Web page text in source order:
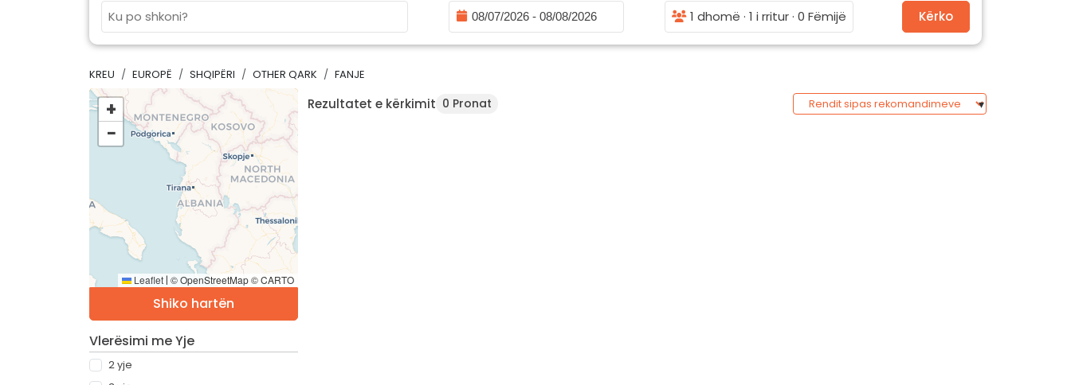
1 dhomë · 1 i rritur · 0 Fëmijë
Kërko
KREU EUROPË SHQIPËRI OTHER QARK FANJE
+
−
Leaflet | © OpenStreetMap © CARTO
Shiko hartën
Vlerësimi me Yje
2 yje
Rezultatet e kërkimit 0 Pronat